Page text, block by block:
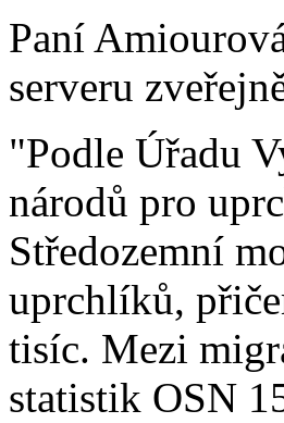
Paní
serveru
"Podle Úřadu
národů pro
Středozemní
uprchlíků,
tisíc. Mezi
statistik OSN